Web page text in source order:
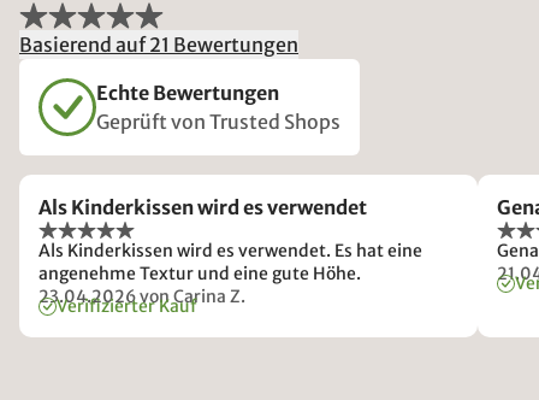
Basierend auf 21 Bewertungen
Echte Bewertungen
Geprüft von Trusted Shops
Als Kinderkissen wird es verwendet
Als Kinderkissen wird es verwendet. Es hat eine
angenehme Textur und eine gute Höhe.
23.04.2026von Carina Z.
Verifizierter Kauf